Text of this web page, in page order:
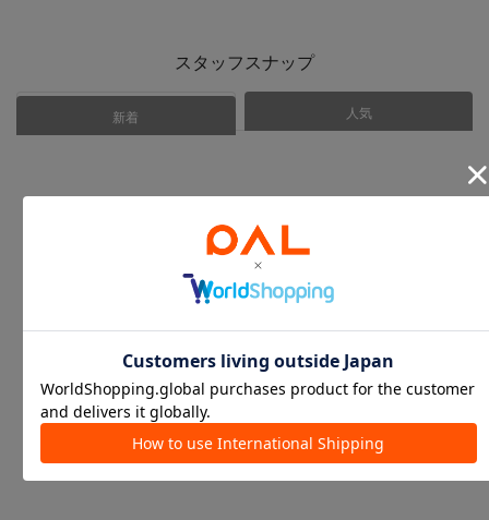
スタッフスナップ
あなたにおすすめ 人気
新着